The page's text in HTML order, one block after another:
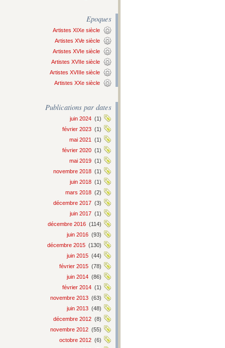
Epoques
Artistes XIXe siècle
Artistes XVe siècle
Artistes XVIe siècle
Artistes XVIIe siècle
Artistes XVIIIe siècle
Artistes XXe siècle
Publications par dates
juin 2024 (1)
février 2023 (1)
mai 2021
(1)
février 2020 (1)
mai 2019 (1)
novembre 2018 (1)
juin 2018 (1)
mars 2018 (2)
décembre 2017 (3)
juin 2017 (1)
décembre 2016 (114)
juin 2016 (93)
décembre 2015 (130)
juin 2015 (44)
février 2015 (78)
juin 2014 (86)
février 2014 (1)
novembre 2013 (63)
juin 2013 (48)
décembre 2012 (8)
novembre 2012 (55)
octobre 2012 (6)